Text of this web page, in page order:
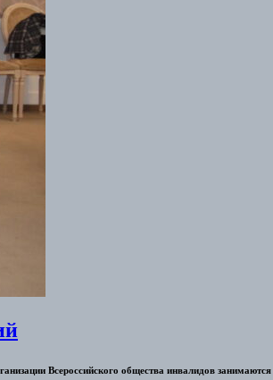
Всероссийского общества инвалидов